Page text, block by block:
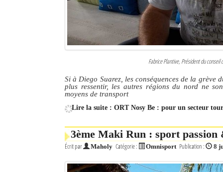
Fabrice Plantive, Président du conseil
Si à Diego Suarez, les conséquences de la
plus ressentir, les autres régions du nord ne
moyens de transport
Lire la suite : ORT Nosy Be : pour un secteur
3ème Maki Run : sport passion
Écrit par Maholy Catégorie : Omnisport Publication : 8